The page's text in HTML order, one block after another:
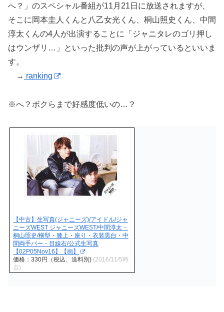
へ？」のスペシャル番組が11月21日に放送されますが、
そこに岡本圭人くんと八乙女光くん、桐山照史くん、中間
淳太くんの4人が出演することに「ジャニタレのゴリ押し
はウンザリ…」といった批判の声が上がっているといいま
す。
→ ranking
※へ？ボクらまで好感度低いの…？
【中古】生写真(ジャニーズ)/アイドル/ジャ
ニーズWEST ジャニーズWEST/中間淳太・
桐山照史/横型・膝上・座り・衣装黒白・中
間両手パー・目線右/公式生写真
【02P05Nov16】【画】
価格：330円（税込、送料別) (2016/11/5時
点)